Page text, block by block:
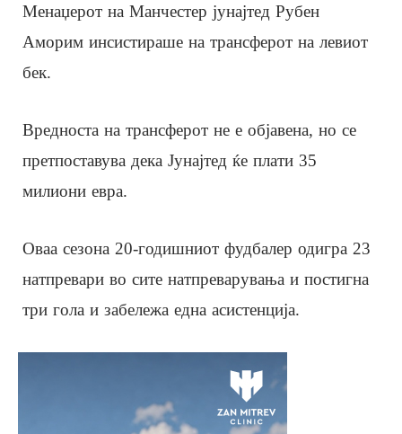
Менаџерот на Манчестер јунајтед Рубен
Аморим инсистираше на трансферот на левиот
бек.
Вредноста на трансферот не е објавена, но се
претпоставува дека Јунајтед ќе плати 35
милиони евра.
Оваа сезона 20-годишниот фудбалер одигра 23
натпревари во сите натпреварувања и постигна
три гола и забележа една асистенција.